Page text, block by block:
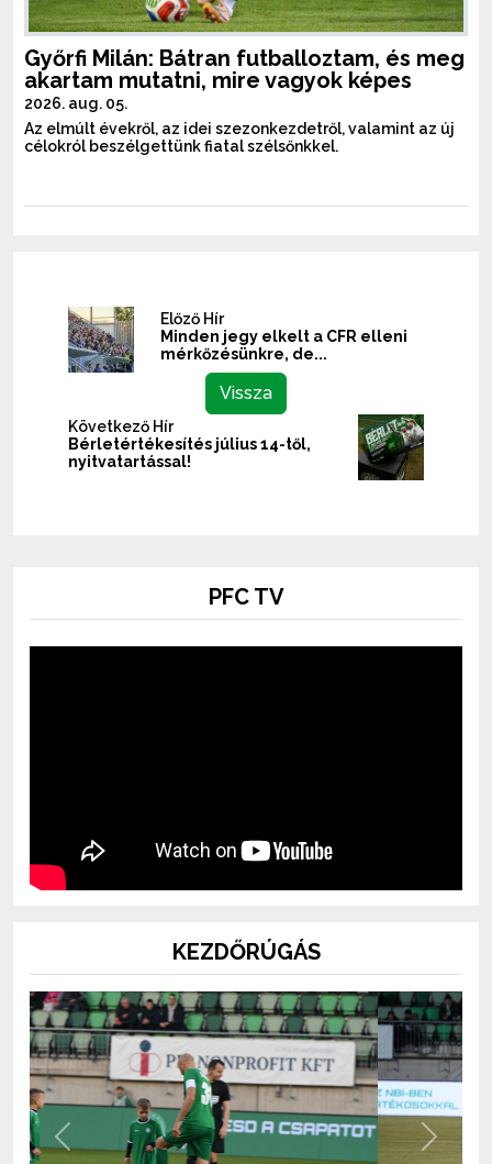
Győrfi Milán: Bátran futballoztam, és meg
akartam mutatni, mire vagyok képes
2026. aug. 05.
Az elmúlt évekről, az idei szezonkezdetről, valamint az új
célokról beszélgettünk fiatal szélsőnkkel.
Előző Hír
Minden jegy elkelt a CFR elleni
mérkőzésünkre, de...
Vissza
Következő Hír
Bérletértékesítés július 14-től,
nyitvatartással!
PFC TV
KEZDŐRÚGÁS
Previous Next